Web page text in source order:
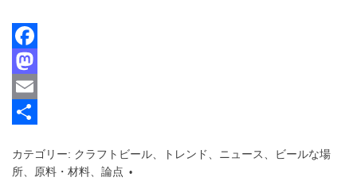
F
a
c
b
M
a
t
E
a
有
カテゴリー: クラフトビール トレンド ニュース
ビールな場
所
原料・材料
論点